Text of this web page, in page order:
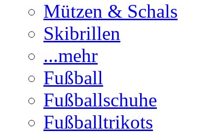
Mützen & Schals
Skibrillen
...mehr
Fußball
Fußballschuhe
Fußballtrikots